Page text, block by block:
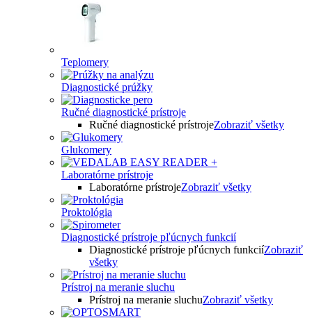
Teplomery
Diagnostické prúžky
Ručné diagnostické prístroje
Ručné diagnostické prístrojeZobraziť všetky
Glukomery
Laboratórne prístroje
Laboratórne prístrojeZobraziť všetky
Proktológia
Diagnostické prístroje pľúcnych funkcií
Diagnostické prístroje pľúcnych funkciíZobraziť
všetky
Prístroj na meranie sluchu
Prístroj na meranie sluchuZobraziť všetky